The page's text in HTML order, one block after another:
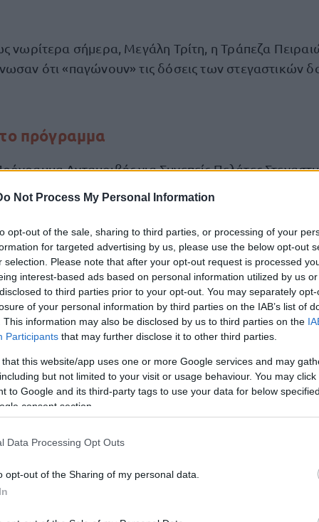
Not Process My Personal Information
opt-out of the sale, sharing to third parties, or processing of your
for targeted advertising by us, please use the below opt-out
selection. Please note that after your opt-out request is processed
interest-based ads based on personal information utilized by us
to third parties prior to your opt-out. You may separately
of your personal information by third parties on the IAB’s list of
This information may also be disclosed by us to third parties on the
Participants that may further disclose it to other third parties.
that this website/app uses one or more Google services and may
but not limited to your visit or usage behaviour. You may
to Google and its third-party tags to use your data for below
consent section.
Data Processing Opt Outs
opt-out of the Sharing of my personal data.
νωρίτερα σήμερα, Μεγάλη Τρίτη, η Τράπεζα
ότι «παγώνουν» τις δόσεις των στεγαστικών
πρόγραμμα
Ανταμοιβής για Συνεπείς Πελάτες
αναφοράς, όπως αυτό είχε διαμορφωθεί την
αναφοράς διατηρείται σταθερό καθ' όλη τη
ότι εάν κατά τη12μηνηπερίοδο, τα
χαμηλότερααπό αυτά που προβλέπονται στο
θα υπολογιστούν άμεσα στα επιτόκια των
δεν στερούνται τα οφέλη τυχόν μελλοντικής μείωσής
στο 2,72% και EURIBOR 3 μηνών στο 2,83%, από
Μαρτίου.